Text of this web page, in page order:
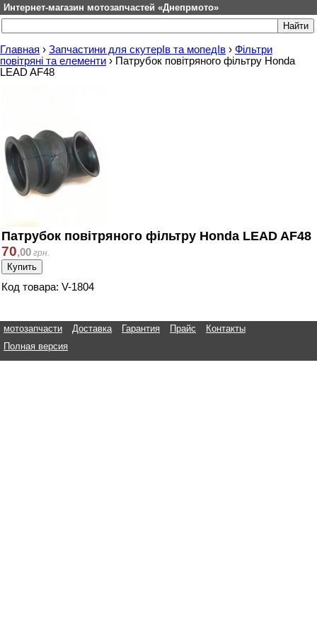
Интернет-магазин мотозапчастей «Днепрмото»
Главная › Запчастини для скутерІв та мопедІв › Фільтри
повітряні та елементи › Патрубок повітряного фільтру Honda
LEAD AF48
Патрубок повітряного фільтру Honda LEAD AF48
70,00 грн.
Код товара: V-1804
мотозапчасти Доставка Гарантия Прайс
Контакты
Полная версия